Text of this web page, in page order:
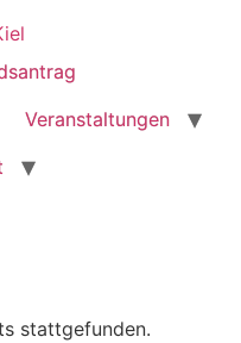
Veranstaltungen
stattgefunden.